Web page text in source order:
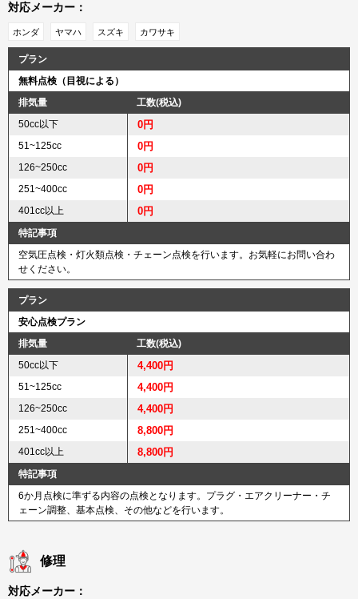
対応メーカー：
ホンダ ヤマハ スズキ カワサキ
プラン
無料点検（目視による）
排気量
工数(税込)
50cc以下
0円
51~125cc 0円
126~250cc 0円
251~400cc 0円
401cc以上 0円
特記事項
空気圧点検・灯火類点検・チェーン点検を行います。お気軽にお問い合わ
せください。
プラン
安心点検プラン
排気量
工数(税込)
50cc以下
4,400円
51~125cc 4,400円
126~250cc 4,400円
251~400cc 8,800円
401cc以上 8,800円
特記事項
6か月点検に準ずる内容の点検となります。プラグ・エアクリーナー・チ
ェーン調整、基本点検、その他などを行います。
修理
対応メーカー：